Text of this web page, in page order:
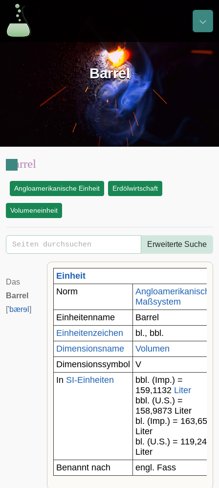
Barrel
Barrel
Angloamerikanische Einheit Erdölwirtschaft
Volumeneinheit
Erweiterte Suche
Einheit
Norm
Angloamerikanisches
Maßsystem
Einheitenname
Barrel
Einheitenzeichen
bl., bbl.
Dimensionsname
Volumen
Dimensionssymbol
V
In SI-Einheiten
bbl. (Imp.) =
159,1132 Liter
bbl. (U.S.) =
158,9873 Liter
bl. (Imp.) = 163,6593
Liter
bl. (U.S.) = 119,2405
Liter
Benannt nach
engl. Fass
Das
Barrel
['bærɘl ]